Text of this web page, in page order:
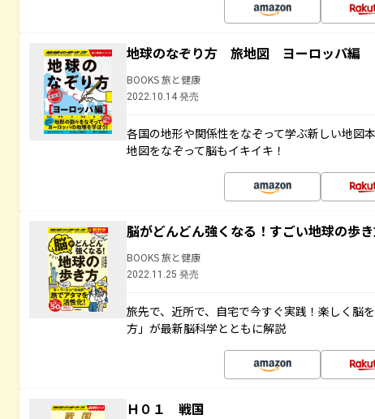
地球のなぞり方 旅地図 ヨーロッパ編
BOOKS 旅と健康
2022.10.14 発売
各国の地形や関係性をなぞって学ぶ新しい地図
地図をなぞって脳もイキイキ！
脳がどんどん強くなる！すごい地球の歩
BOOKS 旅と健康
2022.11.25 発売
旅先で、近所で、自宅で今すぐ実践！楽しく脳
方」が最新脳科学とともに解説
Ｈ０１ 戦国